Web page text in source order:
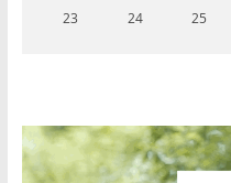
23 24 25